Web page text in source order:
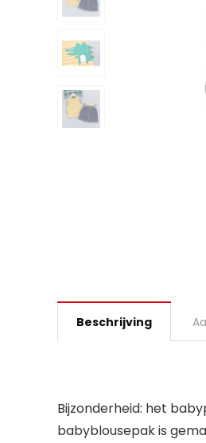
Beschrijving
Bijzonderheid: het
babyblousepak is